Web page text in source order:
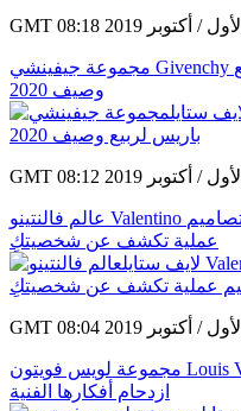
مجموعة جيفينشي Givenchy من أسبوع الموضة في باريس لربيع
وصيف 2020
عالم فالنتينو Valentino الساحر يُعيد البهجة والرُقي في تصاميم
عملية تكشف عن شخصيتكِ
مجموعة لويس فويتون Louis Vuitton لصيف 2020 عملية بالرغم من
ازدحام أفكارها الفنية